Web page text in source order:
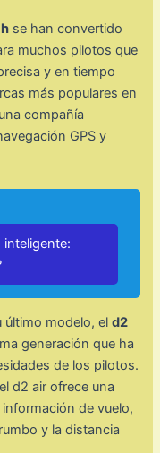
se han convertido
muchos pilotos que
y en tiempo
más populares en
compañía
GPS y
inteligente:
último modelo, eld2
generación que ha
de los pilotos.
d2 air ofrece una
de vuelo,
y la distancia